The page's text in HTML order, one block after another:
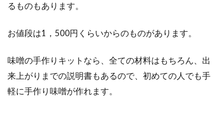
るものもあります。
お値段は1，500円くらいからのものがあります。
味噌の手作りキットなら、全ての材料はもちろん、出
来上がりまでの説明書もあるので、初めての人でも手
軽に手作り味噌が作れます。